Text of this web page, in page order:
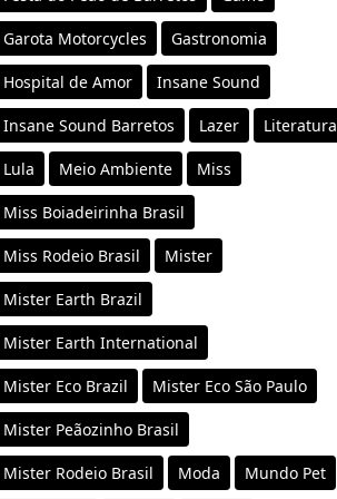
Garota Motorcycles Gastronomia
Hospital de Amor Insane Sound
Insane Sound Barretos Lazer Literatura
Lula Meio Ambiente Miss
Miss Boiadeirinha Brasil
Miss Rodeio Brasil Mister
Mister Earth Brazil
Mister Earth International
Mister Eco Brazil Mister Eco São Paulo
Mister Peãozinho Brasil
Mister Rodeio Brasil Moda Mundo Pet